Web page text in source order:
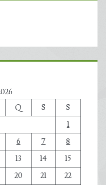
Q S
S
1
6 7
8
13 14
15
20 21
22